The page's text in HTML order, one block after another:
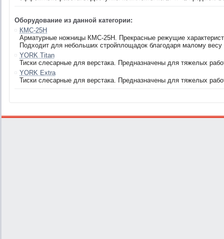
Оборудование из данной категории:
КМС-25H
Арматурные ножницы КМС-25H. Прекрасные режущие
Подходит для небольших стройплощадок благодаря малому весу
YORK Titan
Тиски слесарные для верстака. Предназначены для тяжелых
YORK Extra
Тиски слесарные для верстака. Предназначены для тяжелых